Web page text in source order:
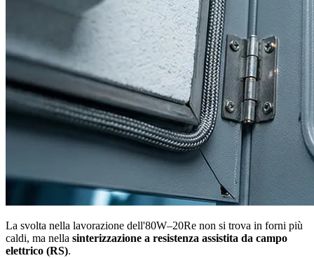
La svolta nella lavorazione dell'80W–20Re non si trova in forni più
caldi, ma nella sinterizzazione a resistenza assistita da campo
elettrico (RS).